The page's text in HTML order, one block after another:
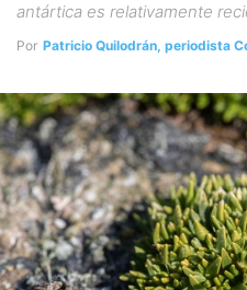
antártica es relativamente
Por Patricio Quilodrán, periodista